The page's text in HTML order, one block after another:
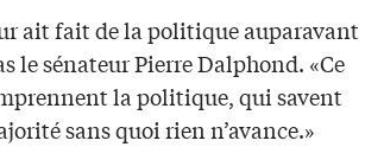
ait fait de la politique auparavant
le sénateur Pierre Dalphond. «Ce
la politique, qui savent
sans quoi rien n’avance.»